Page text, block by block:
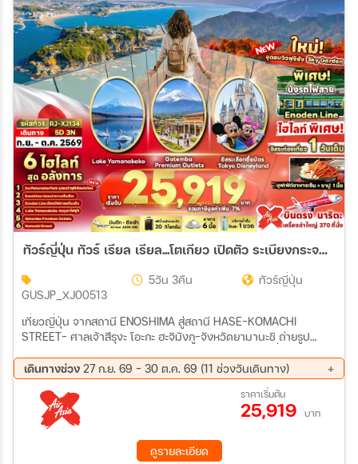
ทัวร์ญี่ปุ่น ทัวร์ เรียล เรียล...โตเกียว เปิดตัว ระเบียงกระจก 5วัน 3คืน (XJ)
GUSJP_XJ00513
5วัน 3คืน ทัวร์ญี่ปุ่น
เที่ยวญี่ปุ่น จากสถานี ENOSHIMA สู่สถานี HASE-KOMACHI
STREET- ศาลเจ้าสึรุงะ โอะกะ ฮะจิมังกู-จังหวัดยามานะชิ ถ่ายรูป
ชิซุโอะกะ-GOTEMBA PREMIUM OUTLETS-IZU PANORAMA PARK
(รวมกระเช้า)-เมืองนาริตะ อิสระท่องเที่ยวเต็มวัน (ไม่มีรถบัสให้บริการ)
เดินทางช่วง 27 ก.ย. 69 - 30 ต.ค. 69 (11 ช่วงวันเดินทาง)
27 ก.ย. 69 - 01 ต.ค. 69
02 ต.ค. 69 - 06 ต.ค. 69
04 ต.ค. 69 - 08 ต.ค. 69
05 ต.ค. 69 - 09 ต.ค. 69
06 ต.ค. 69 - 10 ต.ค. 69
13 ต.ค. 69 - 17 ต.ค. 69
18 ต.ค. 69 - 22 ต.ค. 69
25 ต.ค. 69 - 29 ต.ค. 69
ราคาเริ่มต้น
25,919 บาท
ดูรายละเอียด